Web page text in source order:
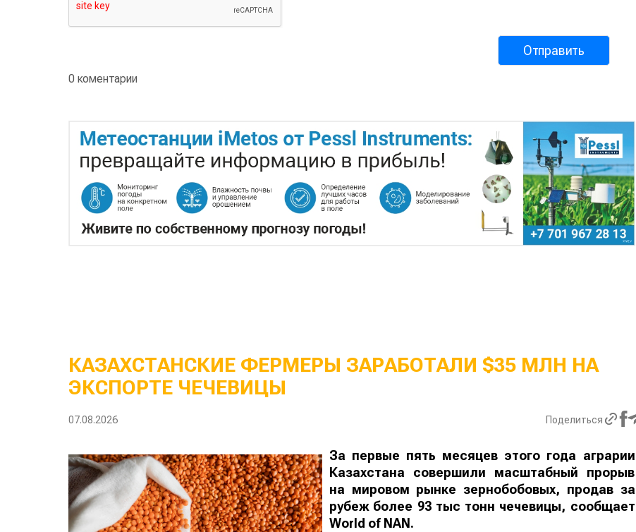
0 коментарии
КАЗАХСТАНСКИЕ ФЕРМЕРЫ ЗАРАБОТАЛИ $35 МЛН НА
ЭКСПОРТЕ ЧЕЧЕВИЦЫ
07.08.2026 Поделиться
За первые пять месяцев этого года аграрии
Казахстана совершили масштабный прорыв
на мировом рынке зернобобовых, продав за
рубеж более 93 тыс тонн чечевицы, сообщает
World of NAN .